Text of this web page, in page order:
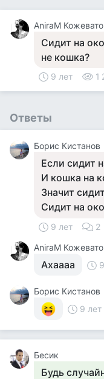
AniraM
Сидит на
не кошка?
9 лет 1
Ответы
Борис Кистанов
Если сидит
И кошка на
Значит
Сидит на
9 лет 2
AniraM
Ахаааа
Борис Кистанов
9 лет
Бесик
Будь